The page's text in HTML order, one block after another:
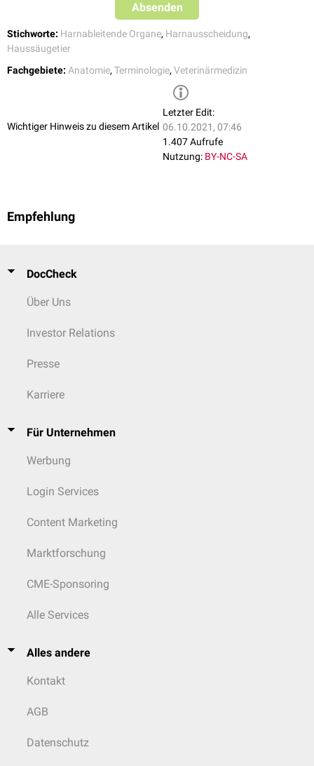
Absenden
Stichworte: Harnableitende Organe, Harnausscheidung,
Haussäugetier
Fachgebiete: Anatomie, Terminologie, Veterinärmedizin
Wichtiger Hinweis zu diesem Artikel
Letzter Edit:
06.10.2021, 07:46
1.407 Aufrufe
Nutzung: BY-NC-SA
Empfehlung
DocCheck
Über Uns
Investor Relations
Presse
Karriere
Für Unternehmen
Werbung
Login Services
Content Marketing
Marktforschung
CME-Sponsoring
Alle Services
Alles andere
Kontakt
AGB
Datenschutz